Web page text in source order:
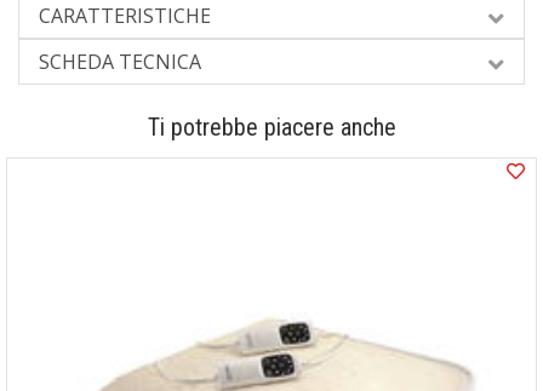
CARATTERISTICHE
SCHEDA TECNICA
Ti potrebbe piacere anche